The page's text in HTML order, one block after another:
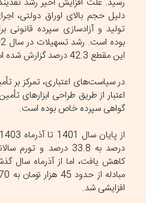
تولید و آزادسازی سپرده قانونی
این مقطع 42.3 درصد گزارش شده است.
در سیاست‌های اعتباری، تمرکز بر
اعتبار از طریق طراحی ابزار‌های
گواهی سپرده خاص بوده است.
کاهش یافت، اما از آذرماه سال
افزایشی شد.